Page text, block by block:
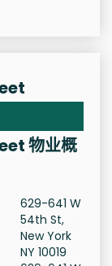
物业概
629-641 W
54th St,
New York
NY 10019